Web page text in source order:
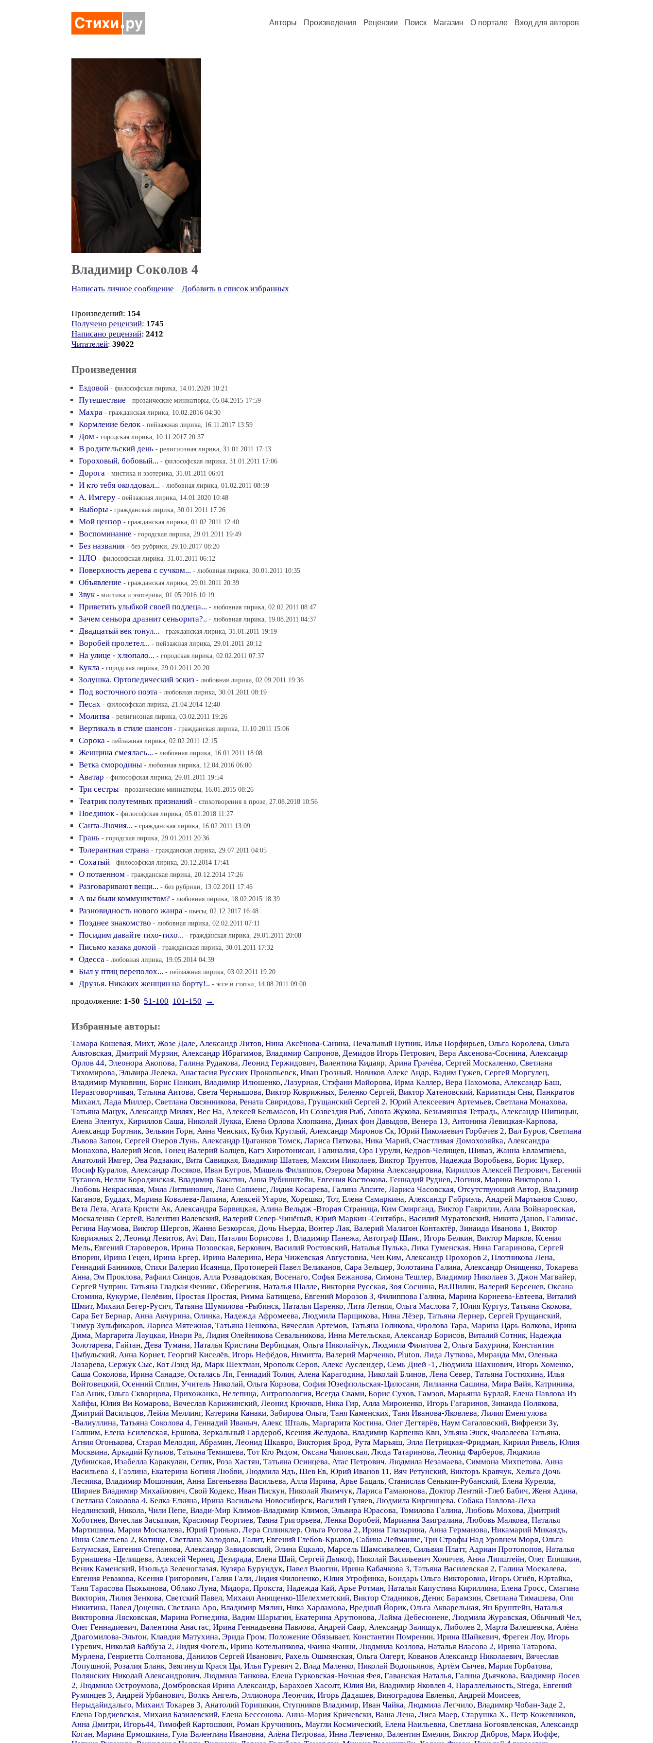
Авторы Произведения Рецензии Поиск Магазин О портале Вход для авторов
Владимир Соколов 4
Написать личное сообщение Добавить в список избранных
Произведений: 154
Получено рецензий: 1745
Написано рецензий: 2412
Читателей: 39022
Произведения
Ездовой - философская лирика, 14.01.2020 10:21
Путешествие - прозаические миниатюры, 05.04.2015 17:59
Махра - гражданская лирика, 10.02.2016 04:30
Кормление белок - пейзажная лирика, 16.11.2017 13:59
Дом - городская лирика, 10.11.2017 20:37
В родительский день - религиозная лирика, 31.01.2011 17:13
Гороховый, бобовый... - философская лирика, 31.01.2011 17:06
Дорога - мистика и эзотерика, 31.01.2011 06:01
И кто тебя околдовал... - любовная лирика, 01.02.2011 08:59
А. Имгеру - пейзажная лирика, 14.01.2020 10:48
Выборы - гражданская лирика, 30.01.2011 17:26
Мой цензор - гражданская лирика, 01.02.2011 12:40
Воспоминание - городская лирика, 29.01.2011 19:49
Без названия - без рубрики, 29.10.2017 08:20
НЛО - философская лирика, 31.01.2011 06:12
Поверхность дерева с сучком... - любовная лирика, 30.01.2011 10:35
Объявление - гражданская лирика, 29.01.2011 20:39
Звук - мистика и эзотерика, 01.05.2016 10:19
Приветить улыбкой своей подлеца... - любовная лирика, 02.02.2011 08:47
Зачем сеньора дразнит сеньорита?.. - любовная лирика, 19.08.2011 04:37
Двадцатый век тонул... - гражданская лирика, 31.01.2011 19:19
Воробей пролетел... - пейзажная лирика, 29.01.2011 20:12
На улице - хлюпало... - городская лирика, 02.02.2011 07:37
Кукла - городская лирика, 29.01.2011 20:20
Золушка. Ортопедический эскиз - любовная лирика, 02.09.2011 19:36
Под восточного поэта - любовная лирика, 30.01.2011 08:19
Песах - философская лирика, 21.04.2014 12:40
Молитва - религиозная лирика, 03.02.2011 19:26
Вертикаль в стиле шансон - гражданская лирика, 11.10.2011 15:06
Сорока - пейзажная лирика, 02.02.2011 12:15
Женщина смеялась... - любовная лирика, 16.01.2011 18:08
Ветка смородины - любовная лирика, 12.04.2016 06:00
Аватар - философская лирика, 29.01.2011 19:54
Три сестры - прозаические миниатюры, 16.01.2015 08:26
Театрик полутемных признаний - cтихотворения в прозе, 27.08.2018 10:56
Поединок - философская лирика, 05.01.2018 11:27
Санта-Лючия... - гражданская лирика, 16.02.2011 13:09
Грань - городская лирика, 29.01.2011 20:36
Толерантная страна - гражданская лирика, 29.07.2011 04:05
Сохатый - философская лирика, 20.12.2014 17:41
О потаенном - гражданская лирика, 20.12.2014 17:26
Разговаривают вещи... - без рубрики, 13.02.2011 17:46
А вы были коммунистом? - любовная лирика, 18.02.2015 18:39
Разновидность нового жанра - пьесы, 02.12.2017 16:48
Позднее знакомство - любовная лирика, 02.02.2011 07:11
Посидим давайте тихо-тихо... - гражданская лирика, 29.01.2011 20:08
Письмо казака домой - гражданская лирика, 30.01.2011 17:32
Одесса - любовная лирика, 19.05.2014 04:39
Был у птиц переполох... - пейзажная лирика, 03.02.2011 19:20
Друзья. Никаких женщин на борту!.. - эссе и статьи, 14.08.2011 09:00
продолжение: 1-50 51-100 101-150 →
Избранные авторы:
Тамара Кошевая, Михт, Жозе Дале, Александр Литов, Нина Аксёнова-Санина, Печальный Путник, Илья Порфирьев, Ольга Королева, Ольга
Альтовская, Дмитрий Мурзин, Александр Ибрагимов, Владимир Сапронов, Демидов Игорь Петрович, Вера Аксенова-Соснина, Александр
Орлов 44, Элеонора Акопова, Галина Рудакова, Леонид Гержидович, Валентина Кидаяр, Арина Грачёва, Сергей Москаленко, Светлана
Тихомирова, Эльвира Лелека, Анастасия Русских Прокопьевск, Иван Грозный, Новиков Алекс Андр, Вадим Гужев, Сергей Моргулец,
Владимир Муковнин, Борис Панкин, Владимир Илюшенко, Лазурная, Стэфани Майорова, Ирма Каллер, Вера Пахомова, Александр Баш,
Неразговорчивая, Татьяна Аитова, Света Чернышова, Виктор Коврижных, Беленко Сергей, Виктор Хатеновский, Кариатиды Сны, Панкратов
Михаил, Лада Миллер, Светлана Овсянникова, Рената Свиридова, Грущанский Сергей 2, Юрий Алексеевич Артемьев, Светлана Монахова,
Татьяна Мацук, Александр Милях, Вес На, Алексей Бельмасов, Из Созвездия Рыб, Анюта Жукова, Безымянная Тетрадь, Александр Шипицын,
Елена Элентух, Кириллов Саша, Николай Лукка, Елена Орлова Хлопкина, Динах фон Давыдов, Венера 13, Антонина Левицкая-Карпова,
Александр Бортник, Зельвин Горн, Анна Ченских, Кубик Круглый, Александр Миронов Ск, Юрий Николаевич Горбачев 2, Вал Буров, Светлана
Львова Запон, Сергей Озеров Лунь, Александр Цыганков Томск, Лариса Пяткова, Ника Марий, Счастливая Домохозяйка, Александра
Монахова, Валерий Ясов, Гонец Валерий Балцев, Кагэ Хиротонисан, Галиналия, Ора Гурули, Кедров-Челищев, Шиваз, Жанна Евлампиева,
Анатолий Имгер, Эва Радзакис, Вита Савицкая, Владимир Шатаев, Максим Николаев, Виктор Трунтов, Надежда Воробьева, Борис Цукер,
Иосиф Куралов, Александр Лосяков, Иван Бугров, Мишель Филиппов, Озерова Марина Александровна, Кириллов Алексей Петрович, Евгений
Туганов, Нелли Бородянская, Владимир Бакатин, Анна Рубинштейн, Евгения Костюкова, Геннадий Руднев, Логиня, Марина Викторова 1,
Любовь Некрасивая, Мила Литвинович, Лана Сапиенс, Лидия Косарева, Галина Апсите, Лариса Часовская, Отсутствующий Автор, Владимир
Каганов, Буддах, Марина Ковалева-Лапина, Алексей Угаров, Хорешко, Тот, Елена Самаркина, Александр Габриэль, Андрей Мартынов Слово,
Вета Лета, Агата Кристи Ак, Александра Барвицкая, Алина Вельдж -Вторая Страница, Ким Смирганд, Виктор Гаврилин, Алла Войнаровская,
Москаленко Сергей, Валентин Валевский, Валерий Север-Чинёный, Юрий Маркин -Сентябрь, Василий Муратовский, Никита Данов, Галинас,
Регина Наумова, Виктор Шергов, Жанна Безкорсая, Дочь Ньерда, Вонтер Лак, Валерий Малигон Контактёр, Зинаида Иванова 1, Виктор
Коврижных 2, Леонид Левитов, Avi Dan, Наталия Борисова 1, Владимир Панежа, Автограф Шанс, Игорь Белкин, Виктор Марков, Ксения
Мель, Евгений Староверов, Ирина Позовская, Беркович, Василий Ростовский, Наталья Пулька, Лика Гуменская, Нина Гагаринова, Сергей
Втюрин, Ирина Гецен, Ирина Ергер, Ирина Валерина, Вера Чижевская Августовна, Чен Ким, Александр Прохоров 2, Плотникова Лена,
Геннадий Банников, Стихи Валерия Исаянца, Протоиерей Павел Великанов, Сара Зельцер, Золотаина Галина, Александр Онищенко, Токарева
Анна, Эм Проклова, Рафаил Синцов, Алла Розвадовская, Восенаго, Софья Бежанова, Симона Тешлер, Владимир Николаев 3, Джон Магвайер,
Сергей Чуприн, Татьяна Гладкая Феникс, Оберегиня, Наталья Шалле, Виктория Русская, Зоя Соснина, Вл.Шилин, Валерий Берсенев, Оксана
Стомина, Кукурме, Пелёвин, Простая Простая, Римма Батищева, Евгений Морозов 3, Филиппова Галина, Марина Корнеева-Евтеева, Виталий
Шмит, Михаил Бегер-Русич, Татьяна Шумилова -Рыбинск, Наталья Царенко, Лита Летняя, Ольга Маслова 7, Юлия Кургуз, Татьяна Скокова,
Сара Бет Бернар, Анна Акчурина, Олинка, Надежда Афромеева, Людмила Парщикова, Нина Лёзер, Татьяна Лернер, Сергей Грущанский,
Тимур Зульфикаров, Лариса Мятежная, Татьяна Пешкова, Вячеслав Артемов, Татьяна Голикова, Фролова Тара, Марина Царь Волкова, Ирина
Дима, Маргарита Лауцкая, Инари Ра, Лидия Олейникова Севальникова, Инна Метельская, Александр Борисов, Виталий Сотник, Надежда
Золотарева, Гайтан, Дева Тумана, Наталья Кристина Вербицкая, Ольга Николайчук, Людмила Филатова 2, Ольга Бахурина, Константин
Цыбульский, Анна Корнет, Георгий Киселёв, Игорь Нефёдов, Нимитта, Валерий Марченко, Pluton, Лида Луткова, Миранда Мм, Оленька
Лазарева, Сержук Сыс, Кот Лэнд Яд, Марк Шехтман, Ярополк Серов, Алекс Ауслендер, Семь Дней -1, Людмила Шахнович, Игорь Хоменко,
Саша Соколова, Ирина Санадзе, Осталась Ли, Геннадий Толин, Алена Карагодина, Николай Блинов, Лена Север, Татьяна Гостюхина, Илья
Войтовецкий, Осенний Сплин, Учитель Николай, Ольга Корзова, София Юзефпольская-Цилосани, Лилианна Сашина, Мира Вайя, Катриника,
Гал Аник, Ольга Скворцова, Прихожанка, Нелепица, Антропология, Всегда Свами, Борис Сухов, Гамзов, Марьяша Бурлай, Елена Павлова Из
Хайфы, Юлия Ви Комарова, Вячеслав Карижинский, Леонид Крючков, Ника Гир, Алла Мироненко, Игорь Гагаринов, Зинаида Полякова,
Дмитрий Васильцов, Лейла Меллинг, Катерина Канаки, Забирова Ольга, Таня Каменских, Таня Иванова-Яковлева, Лилия Еменгулова
-Валиуллина, Татьяна Соколова 4, Геннадий Иваныч, Алекс Шталь, Маргарита Костина, Олег Дегтярёв, Наум Сагаловский, Вифрензи Зу,
Галшим, Елена Есилевская, Ершова, Зеркальный Гардероб, Ксения Желудова, Владимир Карпенко Квн, Ульяна Энск, Фалалеева Татьяна,
Агния Огонькова, Старая Мелодия, Абрамин, Леонид Шкавро, Виктория Брод, Рута Марьяш, Элла Петрицкая-Фридман, Кирилл Ривель, Юлия
Москвина, Аркадий Кутилов, Татьяна Темишева, Тот Кто Рядом, Оксана Чиповская, Люда Татаринова, Леонид Фарберов, Людмила
Дубинская, Изабелла Каракулян, Сепик, Роза Хастян, Татьяна Осинцева, Атас Петрович, Людмила Незамаева, Симмона Михпетова, Анна
Васильева 3, Гаэлина, Екатерина Богиня Любви, Людмила Ядъ, Шев Ев, Юрий Иванов 11, Вяч Ретунский, Викторъ Кравчук, Хельга Дочь
Лесника, Владимир Мошонкин, Анна Евгеньевна Васильева, Алла Изрина, Арье Бацаль, Станислав Сенькин-Рубанский, Елена Курелла,
Ширяев Владимир Михайлович, Свой Кодекс, Иван Пискун, Николай Якимчук, Лариса Гамаюнова, Доктор Лентяй -Глеб Бабич, Женя Адина,
Светлана Соколова 4, Белка Елкина, Ирина Васильева Новосибирск, Василий Гуляев, Людмила Киргинцева, Собака Павлова-Леха
Недлинский, Никола, Чили Пепе, Влади-Мир Климов-Владимир Климов, Эльвира Юрасова, Томилова Галина, Любовь Мохова, Дмитрий
Хоботнев, Вячеслав Засыпкин, Красимир Георгиев, Таяна Григорьева, Ленка Воробей, Марианна Заигралина, Любовь Малкова, Наталья
Мартишина, Мария Москалева, Юрий Гринько, Лера Сплинклер, Ольга Рогова 2, Ирина Глазырина, Анна Германова, Никамарий Микаядъ,
Инна Савельева 2, Котище, Светлана Холодова, Галит, Евгений Глебов-Крылов, Сабина Лейманис, Три Строфы Над Уровнем Моря, Ольга
Батумская, Евгения Степанова, Александр Завидовский, Элина Ецкало, Марсель Шамсивалеев, Сильвия Платт, Адриан Протопопов, Наталья
Бурнашева -Целищева, Алексей Чернец, Дезирада, Елена Шай, Сергей Дьякоф, Николай Васильевич Хоничев, Анна Липштейн, Олег Епишкин,
Веник Каменский, Изольда Зеленоглазая, Кузяра Бурундук, Павел Въюгин, Ирина Кабачкова 3, Татьяна Василевская 2, Галина Москалева,
Евгения Ревакова, Ксения Григорович, Галия Гали, Лидия Филоненко, Юлия Угрофинка, Бондарь Ольга Викторовна, Игорь Огнёв, Юртайка,
Таня Тарасова Пыжьянова, Облако Луна, Мидора, Прокста, Надежда Кай, Арье Ротман, Наталья Капустина Кириллина, Елена Гросс, Смагина
Виктория, Лилия Зенкова, Светский Павел, Михаил Анищенко-Шелехметский, Виктор Стадников, Денис Барамзин, Светлана Тимашева, Оля
Никитина, Павел Доценко, Светлана Аро, Владимир Мялин, Ника Харламова, Вредный Йорик, Ольга Акварельная, Ян Бруштейн, Наталья
Викторовна Лясковская, Марина Рогнедина, Вадим Шарыгин, Екатерина Арутюнова, Лайма Дебесюнене, Людмила Журавская, Обычный Чел,
Олег Геннадиевич, Валентина Анастас, Ирина Геннадьевна Павлова, Андрей Саар, Александр Залищук, Либолев 2, Марта Валешевска, Алёна
Драгомилова-Эльтон, Клавдия Матухина, Эрида Гром, Положение Обязывает, Константин Помренин, Ирина Шайкевич, Фреген Лоу, Игорь
Гуревич, Николай Байбуза 2, Лидия Фогель, Ирина Котельникова, Фаина Фанни, Людмила Козлова, Наталья Власова 2, Ирина Татарова,
Мурлена, Генриетта Солтанова, Данилов Сергей Иванович, Рахель Ошмянская, Ольга Олгерт, Кованов Александр Николаевич, Вячеслав
Лопушной, Розалия Бланк, Звягинуш Крася Цы, Илья Гуревич 2, Влад Маленко, Николай Водопьянов, Артём Сычев, Мария Горбатова,
Полянских Николай Александрович, Людмила Танкова, Елена Гурковская-Ночная Фея, Гаванская Наталья, Галина Дьячкова, Владимир Лосев
2, Людмила Остроумова, Домбровская Ирина Александр, Барахоев Хасолт, Юлия Ви, Владимир Яковлев 4, Параллельность, Strega, Евгений
Румянцев 3, Андрей Урбанович, Волкъ Ангелъ, Эллионора Леончик, Игорь Дадашев, Виноградова Евленья, Андрей Моисеев,
Нерыдайидальго, Михаил Токарев 3, Анатолий Горипякин, Ступников Владимир, Иван Чайка, Людмила Легчило, Владимир Чобан-Заде 2,
Елена Гордиевская, Михаил Базилевский, Елена Бессонова, Анна-Мария Кричевски, Ваша Лена, Лиса Маер, Старушка Х., Петр Кожевников,
Анна Дмитри, Игорь44, Тимофей Картошкин, Роман Кручининъ, Маугли Космический, Елена Наильевна, Светлана Богоявленская, Александр
Коган, Марина Ермошкина, Гула Валентина Ивановна, Алёна Петроваа, Инна Левченко, Валентин Емелин, Виктор Дибров, Марк Иоффе,